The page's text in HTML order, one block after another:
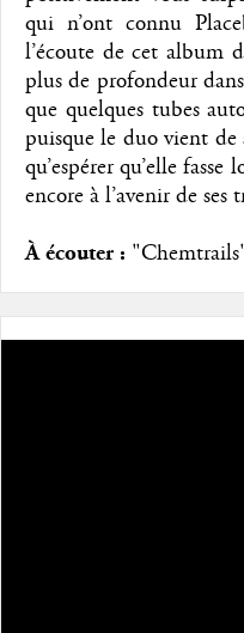
qui n’ont connu
l’écoute de cet album
plus de profondeur
que quelques tubes
puisque le duo vient de
qu’espérer qu’elle
encore à l’avenir de
À écouter :